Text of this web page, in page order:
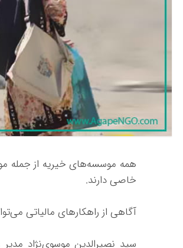
همه موسسه‌های خیریه از جمله
خاصی دارند.
آگاهی از راهکارهای مالیاتی
سید نصیرالدین موسوی‌نژاد